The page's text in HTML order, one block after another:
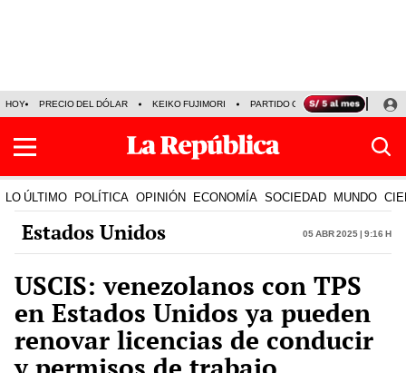
HOY PRECIO DEL DÓLAR KEIKO FUJIMORI PARTIDO OBRAS ARMONÍA 10
LO ÚLTIMO POLÍTICA OPINIÓN ECONOMÍA SOCIEDAD MUNDO
Estados Unidos 05 Abr 2025 | 9:16 h
USCIS: venezolanos con TPS
en Estados Unidos ya pueden
renovar licencias de conducir